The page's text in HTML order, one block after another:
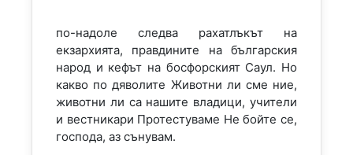
по-надоле следва рахатлъкът на
екзархията, правдините на българския
народ и кефът на босфорският Саул. Но
какво по дяволите Животни ли сме ние,
животни ли са нашите владици, учители
и вестникари Протестуваме Не бойте се,
господа, аз сънувам.